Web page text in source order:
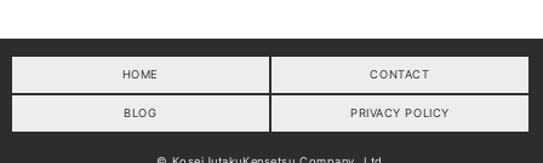
HOME CONTACT
BLOG PRIVACY POLICY